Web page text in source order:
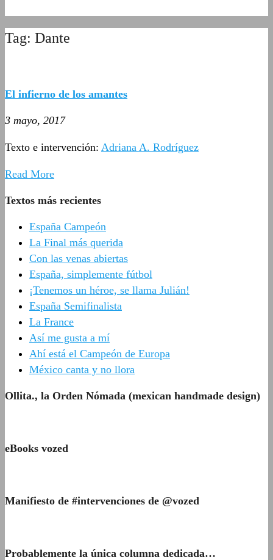
Tag: Dante
El infierno de los amantes
3 mayo, 2017
Texto e intervención: Adriana A. Rodríguez
Read More
Textos más recientes
España Campeón
La Final más querida
Con las venas abiertas
España, simplemente fútbol
¡Tenemos un héroe, se llama Julián!
España Semifinalista
La France
Así me gusta a mí
Ahí está el Campeón de Europa
México canta y no llora
Ollita., la Orden Nómada (mexican handmade design)
eBooks vozed
Manifiesto de #intervenciones de @vozed
Probablemente la única columna dedicada…